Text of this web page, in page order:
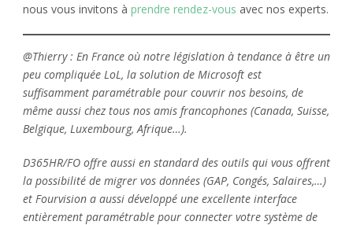
nous vous invitons à prendre rendez-vous avec nos experts.
@Thierry : En France où notre législation à tendance à être un
peu compliquée LoL, la solution de Microsoft est
suffisamment paramétrable pour couvrir nos besoins, de
même aussi chez tous nos amis francophones (Canada, Suisse,
Belgique, Luxembourg, Afrique…).
D365HR/FO offre aussi en standard des outils qui vous offrent
la possibilité de migrer vos données (GAP, Congés, Salaires,…)
et Fourvision a aussi développé une excellente interface
entièrement paramétrable pour connecter votre système de